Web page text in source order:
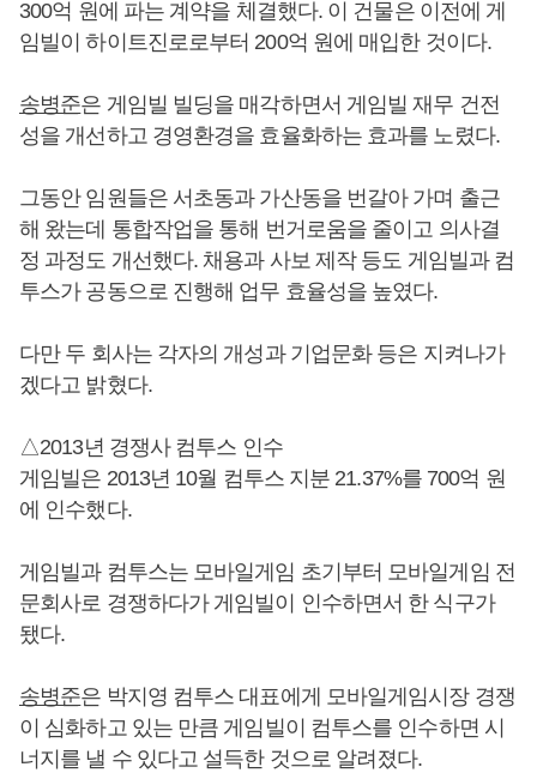
300억 원에 파는 계약을 체결했다. 이 건물은 이전에 게
임빌이 하이트진로로부터 200억 원에 매입한 것이다.
송병준은 게임빌 빌딩을 매각하면서 게임빌 재무 건전
성을 개선하고 경영환경을 효율화하는 효과를 노렸다.
그동안 임원들은 서초동과 가산동을 번갈아 가며 출근
해 왔는데 통합작업을 통해 번거로움을 줄이고 의사결
정 과정도 개선했다. 채용과 사보 제작 등도 게임빌과 컴
투스가 공동으로 진행해 업무 효율성을 높였다.
다만 두 회사는 각자의 개성과 기업문화 등은 지켜나가
겠다고 밝혔다.
△2013년 경쟁사 컴투스 인수
게임빌은 2013년 10월 컴투스 지분 21.37%를 700억 원
에 인수했다.
게임빌과 컴투스는 모바일게임 초기부터 모바일게임 전
문회사로 경쟁하다가 게임빌이 인수하면서 한 식구가
됐다.
송병준은 박지영 컴투스 대표에게 모바일게임시장 경쟁
이 심화하고 있는 만큼 게임빌이 컴투스를 인수하면 시
너지를 낼 수 있다고 설득한 것으로 알려졌다.